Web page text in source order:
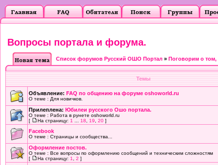
Вопросы портала и форума.
Список форумов Русский ОШО Портал » Поговорим о том,
Темы
Объявление: FAQ по общению на форуме oshoworld.ru
О теме : Для новичков.
Прилеплена: Юбилеи русского Ошо портала.
О теме : Работа в рунете oshoworld.ru
[
На страницу: 1 18 19 20 ]
Facebook
О теме : Страницы и сообщества...
Оформление постов.
О теме : Все вопросы по оформлению сообщений и техническим сложностям
[
На страницу: 1 2 ]